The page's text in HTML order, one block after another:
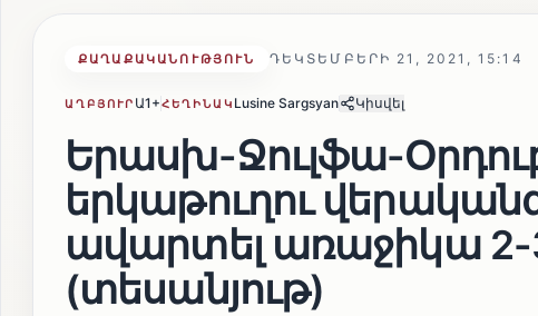
ՔԱՂԱՔԱԿԱՆՈՒԹՅՈՒՆ ԴԵԿՏԵՄԲԵՐԻ 21, 2021, 15:14
ԱՂԲՅՈՒՐ Ա1+ՀԵՂԻՆԱԿ Lusine Sargsyan Կիսվել
Երասխ-Ջուլֆա-
երկաթուղու
ավարտել առաջիկա 2-
(տեսանյութ)